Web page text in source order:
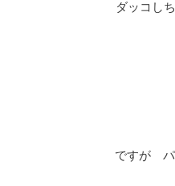
ダッコし
ですが パ